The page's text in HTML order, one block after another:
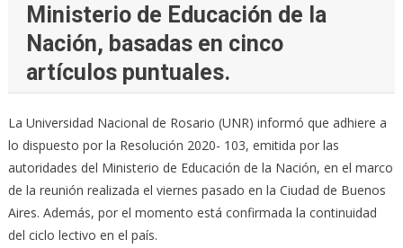
Ministerio de Educación de la
Nación, basadas en cinco
artículos puntuales.
La Universidad Nacional de Rosario (UNR) informó que adhiere a
lo dispuesto por la Resolución 2020- 103, emitida por las
autoridades del Ministerio de Educación de la Nación, en el marco
de la reunión realizada el viernes pasado en la Ciudad de Buenos
Aires. Además, por el momento está confirmada la continuidad
del ciclo lectivo en el país.